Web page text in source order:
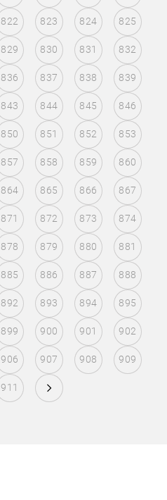
822 823 824 825
829 830 831 832
836 837 838 839
843 844 845 846
850 851 852 853
857 858 859 860
864 865 866 867
871 872 873 874
878 879 880 881
885 886 887 888
892 893 894 895
899 900 901 902
906 907 908 909
911